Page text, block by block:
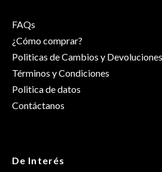
FAQs
¿Cómo comprar?
Politicas de Cambios y Devoluciones
Términos y Condiciones
Politica de datos
Contáctanos
De Interés